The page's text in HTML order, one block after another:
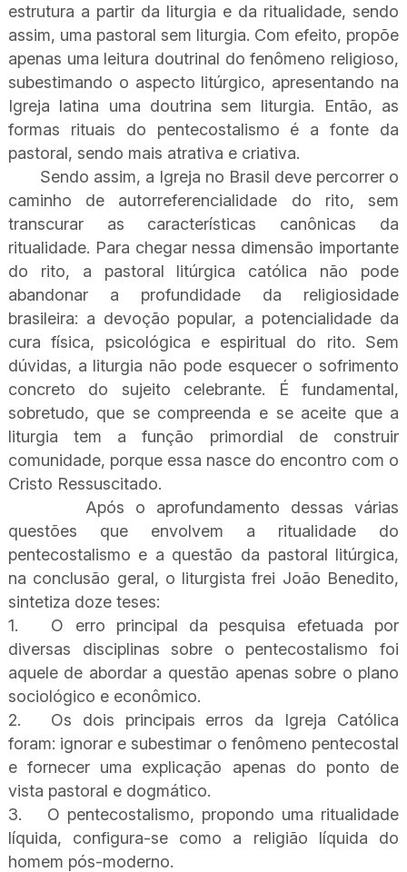
estrutura a partir da liturgia e da ritualidade, sendo
assim, uma pastoral sem liturgia. Com efeito, propõe
apenas uma leitura doutrinal do fenômeno religioso,
subestimando o aspecto litúrgico, apresentando na
Igreja latina uma doutrina sem liturgia. Então, as
formas rituais do pentecostalismo é a fonte da
pastoral, sendo mais atrativa e criativa.
Sendo assim, a Igreja no Brasil deve percorrer o
caminho de autorreferencialidade do rito, sem
transcurar as características canônicas da
ritualidade. Para chegar nessa dimensão importante
do rito, a pastoral litúrgica católica não pode
abandonar a profundidade da religiosidade
brasileira: a devoção popular, a potencialidade da
cura física, psicológica e espiritual do rito. Sem
dúvidas, a liturgia não pode esquecer o sofrimento
concreto do sujeito celebrante. É fundamental,
sobretudo, que se compreenda e se aceite que a
liturgia tem a função primordial de construir
comunidade, porque essa nasce do encontro com o
Cristo Ressuscitado.
Após o aprofundamento dessas várias
questões que envolvem a ritualidade do
pentecostalismo e a questão da pastoral litúrgica,
na conclusão geral, o liturgista frei João Benedito,
sintetiza doze teses:
1.
O erro principal da pesquisa efetuada por
diversas disciplinas sobre o pentecostalismo foi
aquele de abordar a questão apenas sobre o plano
sociológico e econômico.
2.
Os dois principais erros da Igreja Católica
foram: ignorar e subestimar o fenômeno pentecostal
e fornecer uma explicação apenas do ponto de
vista pastoral e dogmático.
3.
O pentecostalismo, propondo uma ritualidade
líquida, configura-se como a religião líquida do
homem pós-moderno.